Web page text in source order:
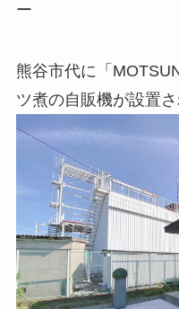
ー
熊谷市代に「
ツ煮の自販機が設置さ